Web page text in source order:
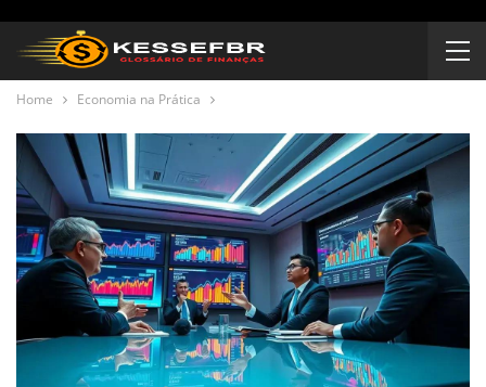
Home Economia na Prática